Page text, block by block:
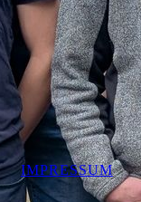
IMPRESSUM